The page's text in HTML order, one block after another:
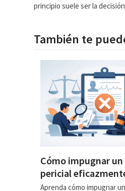
principio suele ser la
También te
Cómo impugnar
pericial
Aprenda cómo impugnar